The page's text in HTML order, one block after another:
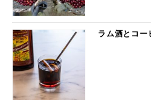
ラム酒とコー